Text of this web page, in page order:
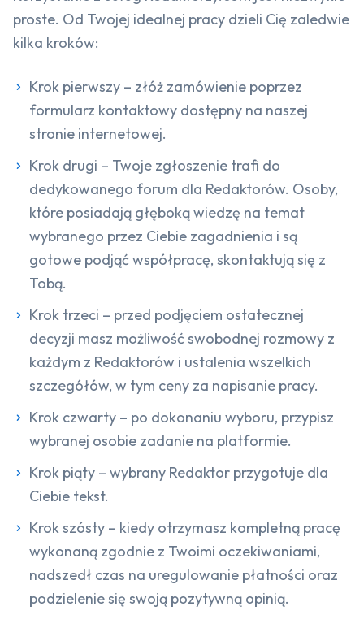
proste. Od Twojej idealnej pracy dzieli Cię zaledwie
kilka kroków:
Krok pierwszy – złóż zamówienie poprzez
formularz kontaktowy dostępny na naszej
stronie internetowej.
Krok drugi – Twoje zgłoszenie trafi do
dedykowanego forum dla Redaktorów. Osoby,
które posiadają głęboką wiedzę na temat
wybranego przez Ciebie zagadnienia i są
gotowe podjąć współpracę, skontaktują się z
Tobą.
Krok trzeci – przed podjęciem ostatecznej
decyzji masz możliwość swobodnej rozmowy z
każdym z Redaktorów i ustalenia wszelkich
szczegółów, w tym ceny za napisanie pracy.
Krok czwarty – po dokonaniu wyboru, przypisz
wybranej osobie zadanie na platformie.
Krok piąty – wybrany Redaktor przygotuje dla
Ciebie tekst.
Krok szósty – kiedy otrzymasz kompletną pracę
wykonaną zgodnie z Twoimi oczekiwaniami,
nadszedł czas na uregulowanie płatności oraz
podzielenie się swoją pozytywną opinią.